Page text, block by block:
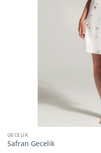
GECELIK
Safran Gecelik